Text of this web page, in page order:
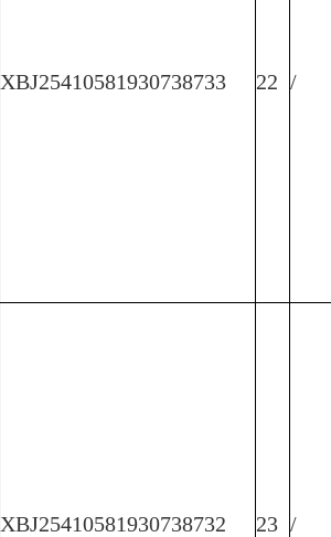
XBJ25410581930738733 22 /
XBJ25410581930738732 23 /